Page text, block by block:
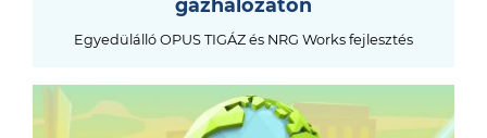
gázhálózaton
Egyedülálló OPUS TIGÁZ és NRG Works fejlesztés